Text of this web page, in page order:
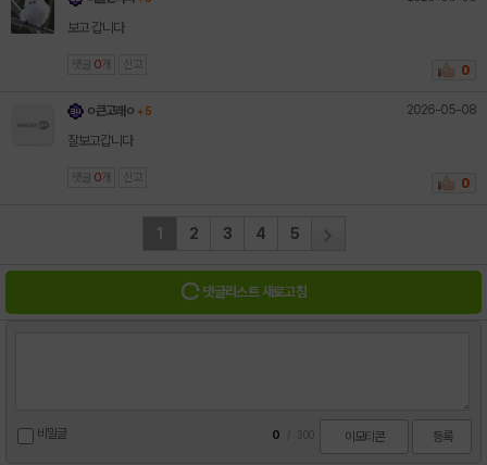
보고 갑니다
댓글 0 개 신고 0
ㅇ큰고래ㅇ + 5 2026-05-08
잘보고갑니다
댓글 0 개 신고 0
1 2 3 4 5
댓글리스트 새로고침
비밀글 0 300 이모티콘 등록